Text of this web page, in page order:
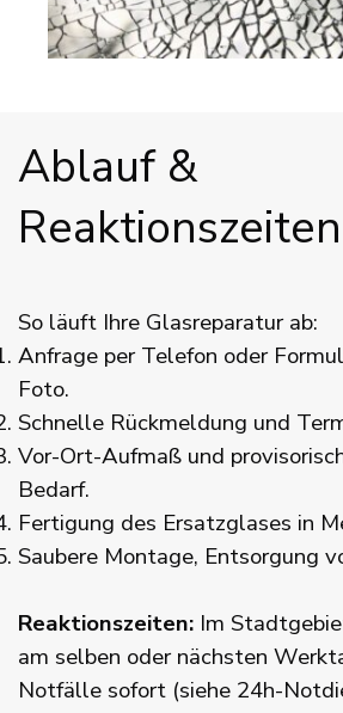
Ablauf &
Reaktionszeiten
So läuft Ihre Glasreparatur ab:
Anfrage per Telefon oder
Foto.
Schnelle Rückmeldung und
Vor-Ort-Aufmaß und
Bedarf.
Fertigung des Ersatzglases in
Saubere Montage, Entsorgung
Reaktionszeiten: Im
am selben oder nächsten
Notfälle sofort (siehe 24h-